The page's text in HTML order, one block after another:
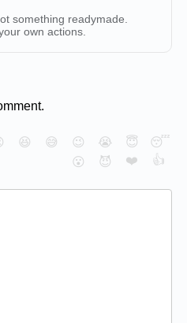
something readymade.
own actions.
😆 😅 😉 😭 😇
😴
😮
😈 ❤️ 👍